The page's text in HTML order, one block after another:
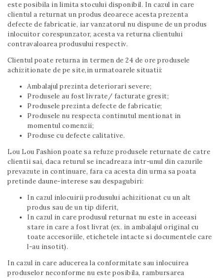
este posibila in limita stocului disponibil. In cazul in care
clientul a returnat un produs deoarece acesta prezenta
defecte de fabricatie, iar vanzatorul nu dispune de un produs
inlocuitor corespunzator, acesta va returna clientului
contravaloarea produsului respectiv.
Clientul poate returna in termen de 24 de ore produsele
achizitionate de pe site,in urmatoarele situatii:
Ambalajul prezinta deteriorari severe;
Produsele au fost livrate/ facturate gresit;
Produsele prezinta defecte de fabricatie;
Produsele nu respecta continutul mentionat in
momentul comenzii;
Produse cu defecte calitative.
Lou Lou Fashion poate sa refuze produsele returnate de catre
clientii sai, daca returul se incadreaza intr-unul din cazurile
prevazute in continuare, fara ca acesta din urma sa poata
pretinde daune-interese sau despagubiri:
In cazul inlocuirii produsului achizitionat cu un alt
produs sau de un tip diferit,
In cazul in care produsul returnat nu este in aceeasi
stare in care a fost livrat (ex. in ambalajul original cu
toate accesoriile, etichetele intacte si documentele care
l-au insotit).
In cazul in care aducerea la conformitate sau inlocuirea
produselor neconforme nu este posibila, rambursarea